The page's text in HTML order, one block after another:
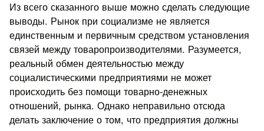
Из всего сказанного выше можно сделать следующие
выводы. Рынок при социализме не является
единственным и первичным средством установления
связей между товаропроизводителями. Разумеется,
реальный обмен деятельностью между
социалистическими предприятиями не может
происходить без помощи товарно-денежных
отношений, рынка. Однако неправильно отсюда
делать заключение о том, что предприятия должны